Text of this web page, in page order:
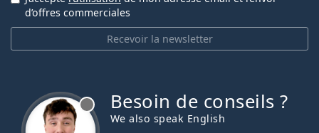
Recevoir la newsletter
d’offres commerciales
Besoin de conseils ?
We also speak English